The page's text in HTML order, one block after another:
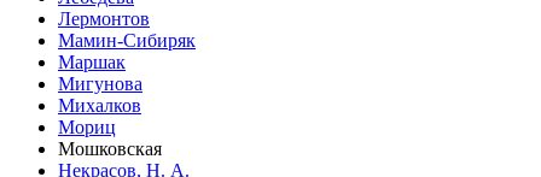
Лермонтов
Мамин-Сибиряк
Маршак
Мигунова
Михалков
Мориц
Мошковская
Некрасов, Н. А.